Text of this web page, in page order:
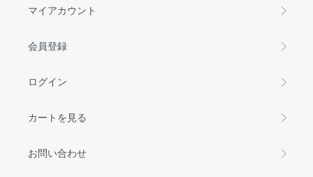
マイアカウント
会員登録
ログイン
カートを見る
お問い合わせ